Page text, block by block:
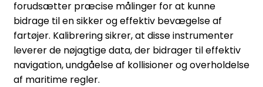
forudsætter præcise målinger for at kunne
bidrage til en sikker og effektiv bevægelse af
fartøjer. Kalibrering sikrer, at disse instrumenter
leverer de nøjagtige data, der bidrager til effektiv
navigation, undgåelse af kollisioner og overholdelse
af maritime regler.